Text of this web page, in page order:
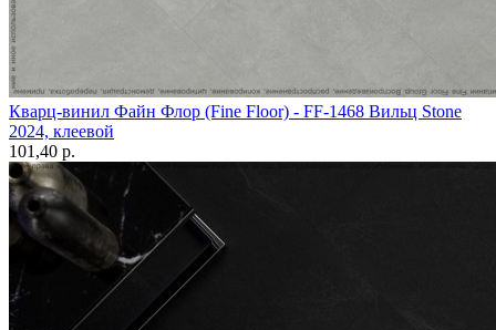
Кварц-винил Файн Флор (Fine Floor) - FF-1468 Вильц Stone
2024, клеевой
101,40 p.